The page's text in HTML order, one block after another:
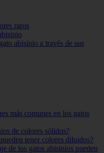
raros
abisinio a través de sus
más comunes en los gatos
de colores sólidos?
tener colores diluidos?
de los gatos abisinios pueden